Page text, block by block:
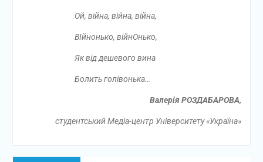
Ой, війна, війна, війна,
ВІйнонько, війнОнько,
Як від дешевого вина
Болить голівонька…
Валерія РОЗДАБАРОВА,
студентський Медіа-центр Університету «Україна»
Навігація